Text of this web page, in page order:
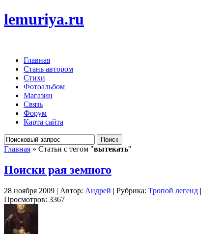
lemuriya.ru
Главная
Стань автором
Стихи
Фотоальбом
Магазин
Связь
Форум
Карта сайта
Главная » Статьи с тегом "вытекать"
Поиски рая земного
28 ноября 2009 | Автор: Андрей | Рубрика: Тропой легенд |
Просмотров: 3367